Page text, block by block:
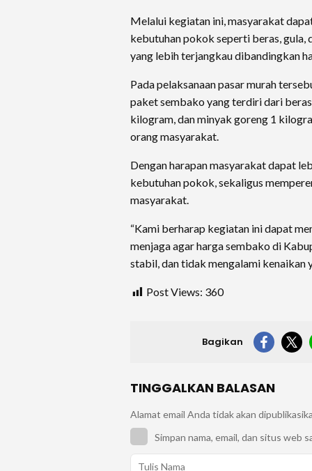
Melalui kegiatan ini, masyarakat
kebutuhan pokok seperti beras, gula,
yang lebih terjangkau dibandingkan
Pada pelaksanaan pasar murah
paket sembako yang terdiri dari
kilogram, dan minyak goreng 1
orang masyarakat.
Dengan harapan masyarakat dapat
kebutuhan pokok, sekaligus
masyarakat.
“Kami berharap kegiatan ini dapat
menjaga agar harga sembako di
stabil, dan tidak mengalami kenaikan
Post Views: 360
Bagikan
TINGGALKAN BALASAN
Alamat email Anda tidak akan
Simpan nama, email, dan situs web